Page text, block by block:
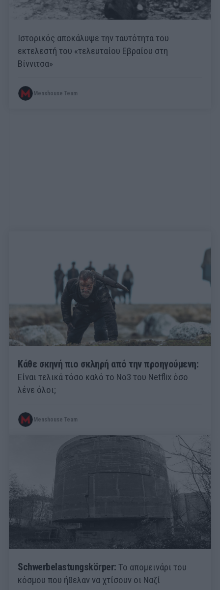
Ιστορικός αποκάλυψε την ταυτότητα του
εκτελεστή του «τελευταίου Εβραίου στη
Βίννιτσα»
Menshouse Team
Κάθε σκηνή πιο σκληρή από την προηγούμενη:
Είναι τελικά τόσο καλό το Νο3 του Netflix όσο
λένε όλοι;
Menshouse Team
Schwerbelastungskörper: Το απομεινάρι του
κόσμου που ήθελαν να χτίσουν οι Ναζί